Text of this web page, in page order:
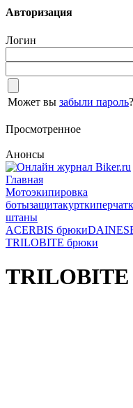
Авторизация
Логин
Может вы забыли пароль?
Просмотренное
Анонсы
Главная
Мотоэкипировка
ботызащитакуртки
штаны
ACERBIS брюки
TRILOBITE брюки
TRILOBITE